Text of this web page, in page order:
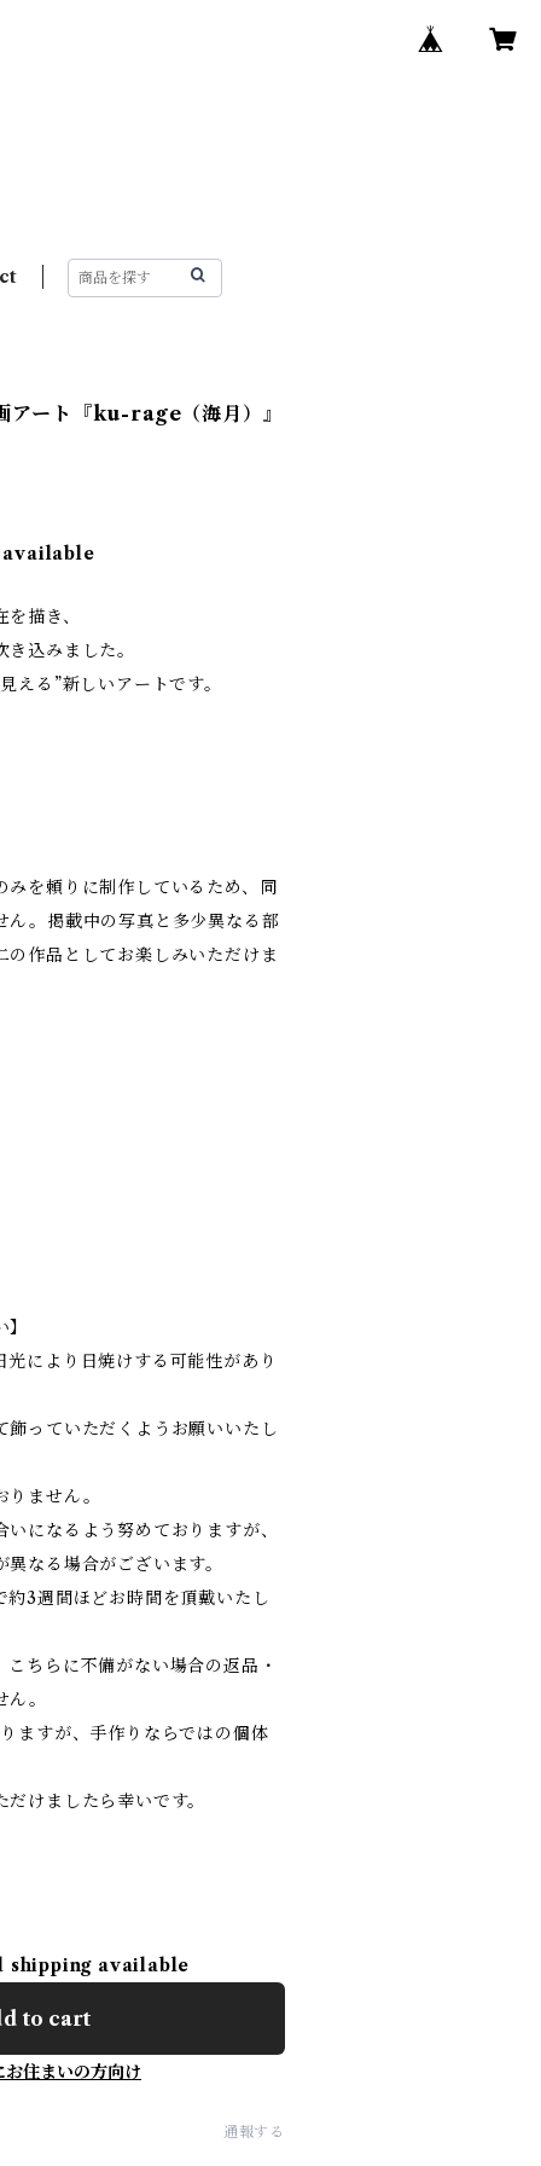
アート『ku-rage（海月）』
描き、
込みました。
える”新しいアートです。
みを頼りに制作しているため、同
ん。掲載中の写真と多少異なる部
作品としてお楽しみいただけま
により日焼けする可能性があり
っていただくようお願いいたし
ません。
になるよう努めておりますが、
なる場合がございます。
約3週間ほどお時間を頂戴いたし
ちらに不備がない場合の返品・
。
ますが、手作りならではの個体
けましたら幸いです。
available
to cart
お住まいの方向け
通報する